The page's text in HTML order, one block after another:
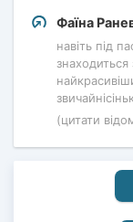
Фаїна
навіть під
знаходиться
(цитати